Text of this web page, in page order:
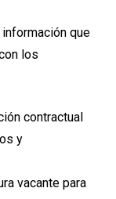
información que
los
contractual
y
vacante para